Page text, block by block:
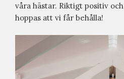
våra hästar. Riktigt positiv
hoppas att vi får behålla!